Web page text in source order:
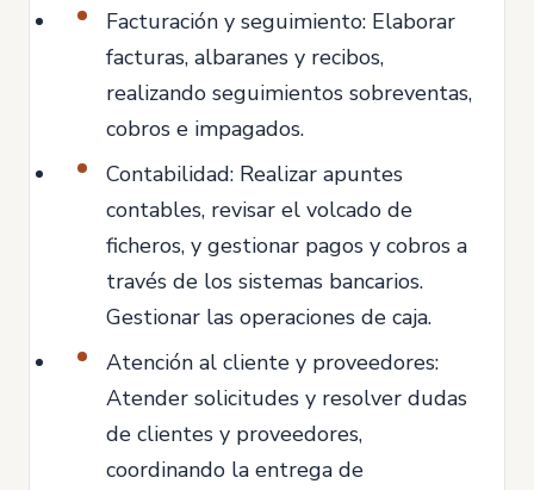
Facturación y seguimiento: Elaborar
facturas, albaranes y recibos,
realizando seguimientos sobreventas,
cobros e impagados.
Contabilidad: Realizar apuntes
contables, revisar el volcado de
ficheros, y gestionar pagos y cobros a
través de los sistemas bancarios.
Gestionar las operaciones de caja.
Atención al cliente y proveedores:
Atender solicitudes y resolver dudas
de clientes y proveedores,
coordinando la entrega de